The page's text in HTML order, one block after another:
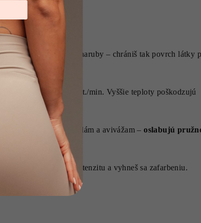
vždy otoč oblečenie naruby – chrániš tak povrch látky
otáčkach:Max. 800 ot./min. Vyššie teploty poškodzujú
Vyhni sa bielidlám a avivážam –oslabujú
oblečenia
Zachováš farebnú intenzitu a vyhneš sa zafarbeniu.